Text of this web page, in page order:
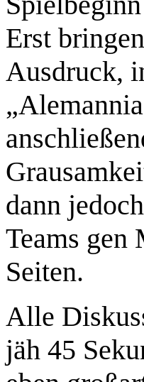
Erst
Ausdruck,
dann
Teams gen
Seiten.
Alle
jäh 45